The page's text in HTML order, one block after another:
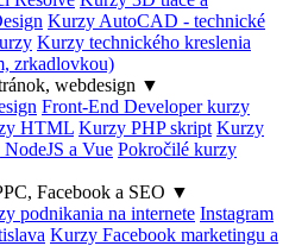
Kurzy AutoCAD - technické
Kurzy technického kreslenia
zrkadlovkou)
webdesign ▼
Front-End Developer kurzy
HTML Kurzy PHP skript Kurzy
a Vue Pokročilé kurzy
Facebook a SEO ▼
podnikania na internete Instagram
Kurzy Facebook marketingu a